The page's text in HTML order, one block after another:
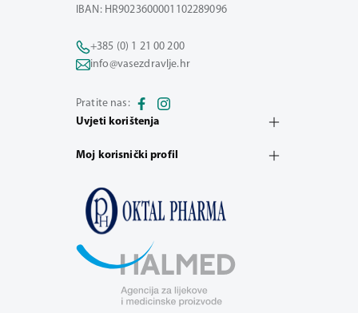
IBAN: HR9023600001102289096
+385 (0) 1 21 00 200
info@vasezdravlje.hr
Pratite nas:
Uvjeti korištenja
Moj korisnički profil